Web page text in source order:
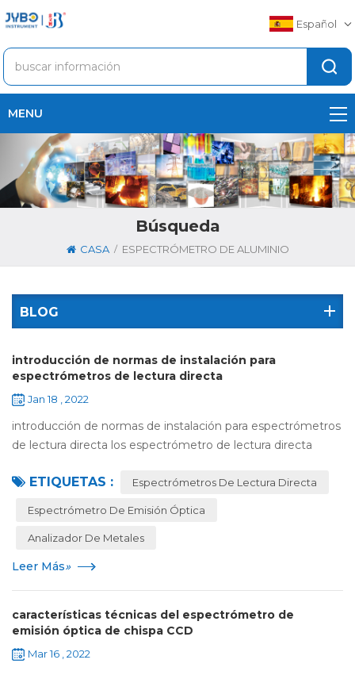
Español
MENU
Búsqueda
CASA / ESPECTRÓMETRO DE ALUMINIO
BLOG
introducción de normas de instalación para
espectrómetros de lectura directa
Jan 18 , 2022
introducción de normas de instalación para espectrómetros
de lectura directa los espectrómetro de lectura directa
instalación. el operador debe domi...
ETIQUETAS : Espectrómetros De Lectura Directa
Espectrómetro De Emisión Óptica
Analizador De Metales
Leer Más»
características técnicas del espectrómetro de
emisión óptica de chispa CCD
Mar 16 , 2022